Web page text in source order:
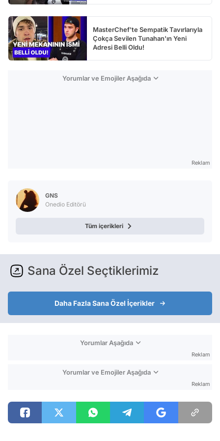
MasterChef'te Sempatik Tavırlarıyla
Çokça Sevilen Tunahan'ın Yeni
Adresi Belli Oldu!
Yorumlar ve Emojiler Aşağıda
Reklam
GNS
Onedio Editörü
Tüm içerikleri
Sana Özel Seçtiklerimiz
Daha Fazla Sana Özel İçerikler
Yorumlar Aşağıda
Reklam
Yorumlar ve Emojiler Aşağıda
Reklam